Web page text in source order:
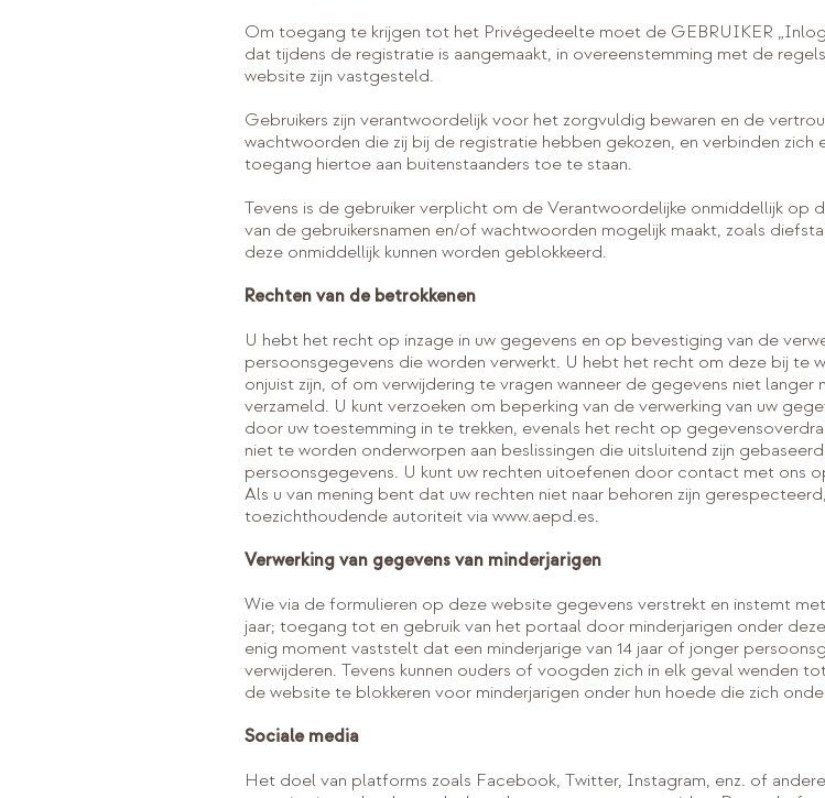
Om toegang te krijgen tot het Privégedeelte moet de GEBRUIKER
dat tijdens de registratie is aangemaakt, in overeenstemming met de
website zijn vastgesteld.
Gebruikers zijn verantwoordelijk voor het zorgvuldig bewaren en de
wachtwoorden die zij bij de registratie hebben gekozen, en verbinden
toegang hiertoe aan buitenstaanders toe te staan.
Tevens is de gebruiker verplicht om de Verantwoordelijke onmiddellijk op
van de gebruikersnamen en/of wachtwoorden mogelijk maakt, zoals
deze onmiddellijk kunnen worden geblokkeerd.
Rechten van de betrokkenen
U hebt het recht op inzage in uw gegevens en op bevestiging van de
persoonsgegevens die worden verwerkt. U hebt het recht om deze bij te
onjuist zijn, of om verwijdering te vragen wanneer de gegevens niet
verzameld. U kunt verzoeken om beperking van de verwerking van uw
door uw toestemming in te trekken, evenals het recht op
niet te worden onderworpen aan beslissingen die uitsluitend zijn
persoonsgegevens. U kunt uw rechten uitoefenen door contact met ons
Als u van mening bent dat uw rechten niet naar behoren zijn
toezichthoudende autoriteit via www.aepd.es.
Verwerking van gegevens van minderjarigen
Wie via de formulieren op deze website gegevens verstrekt en instemt
jaar; toegang tot en gebruik van het portaal door minderjarigen onder
enig moment vaststelt dat een minderjarige van 14 jaar of jonger
verwijderen. Tevens kunnen ouders of voogden zich in elk geval
de website te blokkeren voor minderjarigen onder hun hoede die zich
Sociale media
Het doel van platforms zoals Facebook, Twitter, Instagram, enz. of